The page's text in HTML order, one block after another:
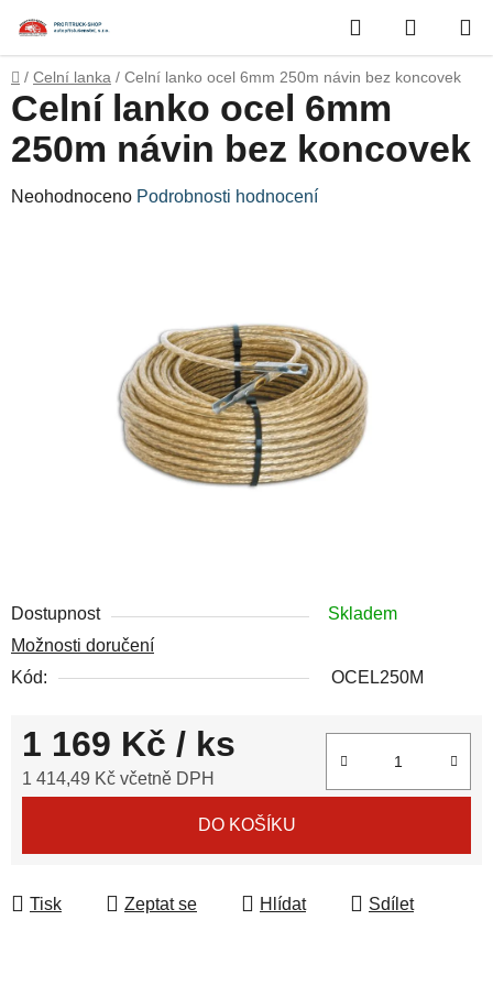
obsah
Hledat
KOŠÍK
Domů
/ Celní lanka / Celní lanko ocel 6mm 250m návin bez koncovek
Dostupnost
Skladem
Možnosti doručení
Kód:
OCEL250M
1 169 Kč / ks
1 414,49 Kč včetně DPH
DO KOŠÍKU
Tisk Zeptat se Hlídat Sdílet
Celní lanko ocel 6mm
250m návin bez koncovek
Průměrné
Neohodnoceno Podrobnosti hodnocení